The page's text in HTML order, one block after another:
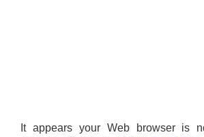
It appears your Web browser is